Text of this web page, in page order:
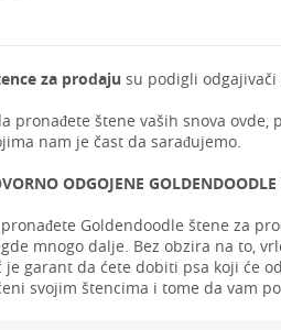
za prodaju su podigli
pronađete štene vaših snova
nam je čast da sarađujemo.
ODGOJENE
Goldendoodle štene za
mnogo dalje. Bez obzira na to,
je garant da ćete dobiti psa koji će
svojim štencima i tome da vam